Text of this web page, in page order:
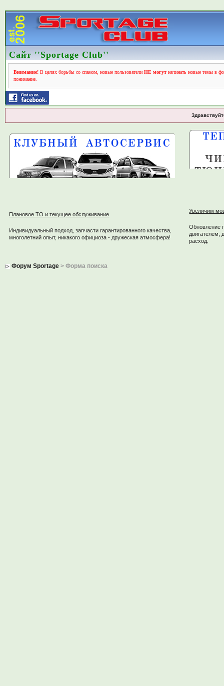
Сайт ''Sportage Club''
Внимание!В целях борьбы со спамом, новые пользователи НЕ могутначинать новые темы в
понимание.
Плановое ТО и текущее обслуживание
Индивидуальный подход, запчасти гарантированного качества,
многолетний опыт, никакого официоза - дружеская атмосфера!
Увеличим
Обновление
двигателем,
расход.
Форум Sportage> Форма поиска